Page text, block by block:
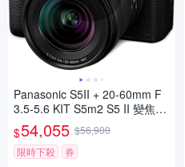
Panasonic S5II + 20-60mm F
3.5-5.6 KIT S5m2 S5 II 變焦鏡
組 公司貨
$54,055 $56,900
限時下殺
券